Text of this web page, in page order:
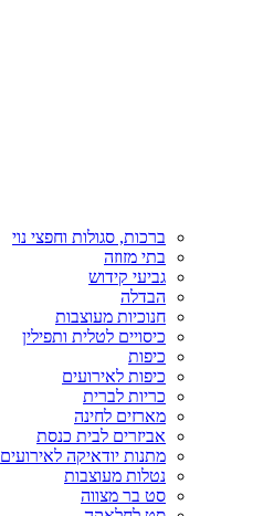
ברכות, סגולות וחפצי נוי
בתי מזוזה
גביעי קידוש
הבדלה
חנוכיות מעוצבות
כיסויים לטלית ותפילין
כיפות
כיפות לאירועים
כריות לברית
מארזים לחינה
אביזרים לבית כנסת
מתנות יודאיקה לאירועים
נטלות מעוצבות
סט בר מצווה